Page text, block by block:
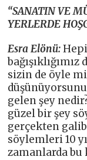
“SANATIN VE
YERLERDE
Esra Elönü:
sizin de öyle
gelen şey
güzel bir şey
gerçekten
söylemleri 10
zamanlarda bu